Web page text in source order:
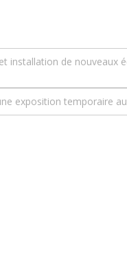
installation de nouveaux
exposition temporaire